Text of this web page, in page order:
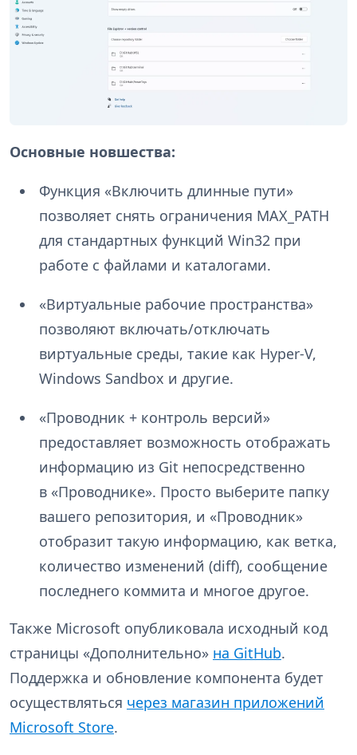
Основные новшества:
Функция «Включить длинные пути»
позволяет снять ограничения MAX_PATH
для стандартных функций Win32 при
работе с файлами и каталогами.
«Виртуальные рабочие пространства»
позволяют включать/отключать
виртуальные среды, такие как Hyper-V,
Windows Sandbox и другие.
«Проводник + контроль версий»
предоставляет возможность отображать
информацию из Git непосредственно
в «Проводнике». Просто выберите папку
вашего репозитория, и «Проводник»
отобразит такую информацию, как ветка,
количество изменений (diff), сообщение
последнего коммита и многое другое.
Также Microsoft опубликовала исходный код
страницы «Дополнительно» на GitHub.
Поддержка и обновление компонента будет
осуществляться через магазин приложений
Microsoft Store.